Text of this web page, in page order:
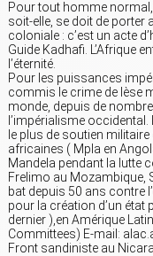
Pour tout homme
soit-elle, se doit de porter
coloniale : c’est un acte
Guide Kadhafi. L’Afrique
l’éternité.
Pour les puissances
commis le crime de lèse
monde, depuis de
l’impérialisme
le plus de soutien
africaines ( Mpla en
Mandela pendant la lutte
Frelimo au Mozambique,
bat depuis 50 ans contre
pour la création d’un
dernier ),en Amérique
Committees) E-mail:
Front sandiniste au